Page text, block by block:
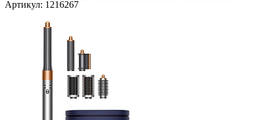
Артикул: 1216267